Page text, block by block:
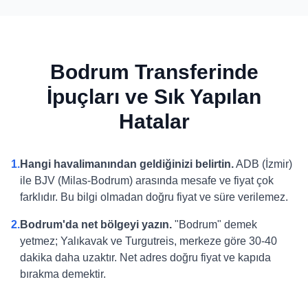
Bodrum Transferinde
İpuçları ve Sık Yapılan
Hatalar
1.Hangi havalimanından geldiğinizi belirtin.ADB (İzmir)
ile BJV (Milas-Bodrum) arasında mesafe ve fiyat çok
farklıdır. Bu bilgi olmadan doğru fiyat ve süre verilemez.
2.Bodrum'da net bölgeyi yazın. "Bodrum" demek
yetmez; Yalıkavak ve Turgutreis, merkeze göre 30-40
dakika daha uzaktır. Net adres doğru fiyat ve kapıda
bırakma demektir.